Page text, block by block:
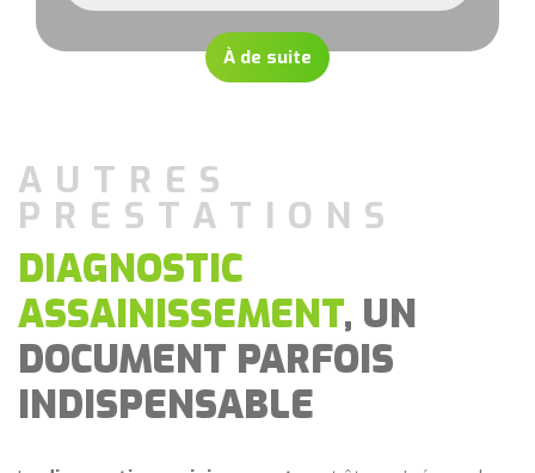
À de suite
AUTRES
PRESTATIONS
DIAGNOSTIC
ASSAINISSEMENT, UN
DOCUMENT PARFOIS
INDISPENSABLE